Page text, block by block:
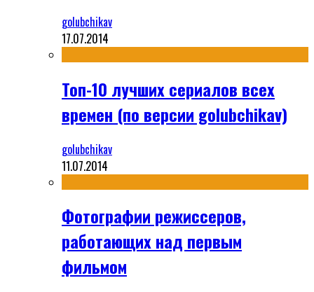
golubchikav
17.07.2014
Топ-10 лучших сериалов всех
времен (по версии golubchikav)
golubchikav
11.07.2014
Фотографии режиссеров,
работающих над первым
фильмом